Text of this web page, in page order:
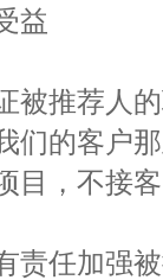
益
被推荐人
的客户
，不接
任加强